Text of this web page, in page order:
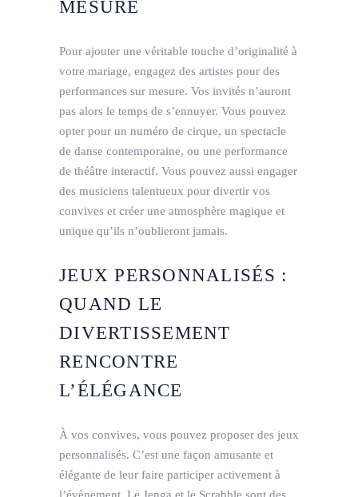
MESURE
Pour ajouter une véritable touche d’originalité à
votre mariage, engagez des artistes pour des
performances sur mesure. Vos invités n’auront
pas alors le temps de s’ennuyer. Vous pouvez
opter pour un numéro de cirque, un spectacle
de danse contemporaine, ou une performance
de théâtre interactif. Vous pouvez aussi engager
des musiciens talentueux pour divertir vos
convives et créer une atmosphère magique et
unique qu’ils n’oublieront jamais.
JEUX PERSONNALISÉS :
QUAND LE
DIVERTISSEMENT
RENCONTRE
L’ÉLÉGANCE
À vos convives, vous pouvez proposer des jeux
personnalisés. C’est une façon amusante et
élégante de leur faire participer activement à